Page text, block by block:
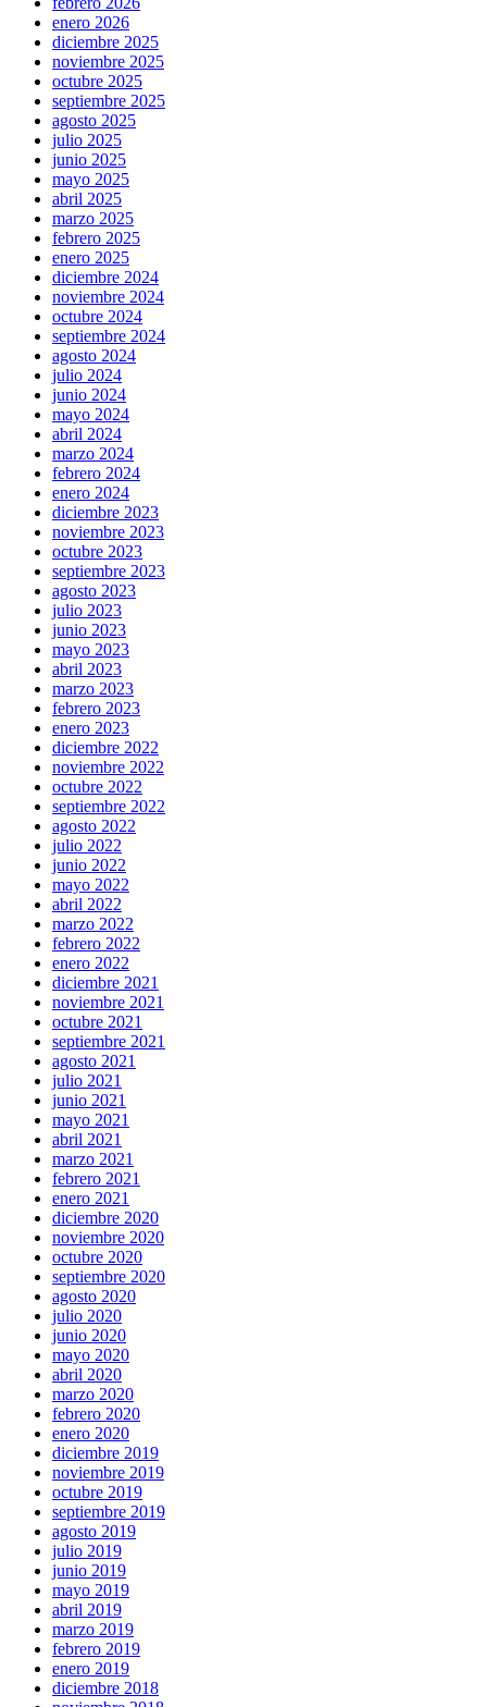
enero 2026
diciembre 2025
noviembre 2025
octubre 2025
septiembre 2025
agosto 2025
julio 2025
junio 2025
mayo 2025
abril 2025
marzo 2025
febrero 2025
enero 2025
diciembre 2024
noviembre 2024
octubre 2024
septiembre 2024
agosto 2024
julio 2024
junio 2024
mayo 2024
abril 2024
marzo 2024
febrero 2024
enero 2024
diciembre 2023
noviembre 2023
octubre 2023
septiembre 2023
agosto 2023
julio 2023
junio 2023
mayo 2023
abril 2023
marzo 2023
febrero 2023
enero 2023
diciembre 2022
noviembre 2022
octubre 2022
septiembre 2022
agosto 2022
julio 2022
junio 2022
mayo 2022
abril 2022
marzo 2022
febrero 2022
enero 2022
diciembre 2021
noviembre 2021
octubre 2021
septiembre 2021
agosto 2021
julio 2021
junio 2021
mayo 2021
abril 2021
marzo 2021
febrero 2021
enero 2021
diciembre 2020
noviembre 2020
octubre 2020
septiembre 2020
agosto 2020
julio 2020
junio 2020
mayo 2020
abril 2020
marzo 2020
febrero 2020
enero 2020
diciembre 2019
noviembre 2019
octubre 2019
septiembre 2019
agosto 2019
julio 2019
junio 2019
mayo 2019
abril 2019
marzo 2019
febrero 2019
enero 2019
diciembre 2018